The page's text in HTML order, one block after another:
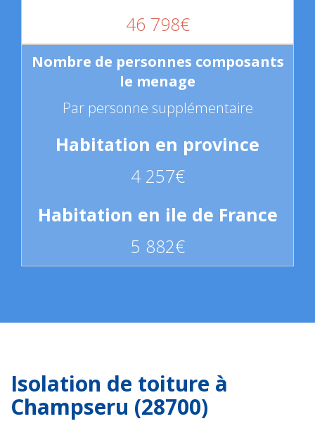
46 798€
Par personne supplémentaire
4 257€
5 882€
Isolation de toiture à
Champseru (28700)